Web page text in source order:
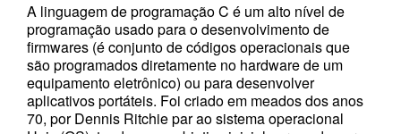
A linguagem de programação C é um alto nível de
programação usado para o desenvolvimento de
firmwares (é conjunto de códigos operacionais que
são programados diretamente no hardware de um
equipamento eletrônico) ou para desenvolver
aplicativos portáteis. Foi criado em meados dos anos
70, por Dennis Ritchie par ao sistema operacional